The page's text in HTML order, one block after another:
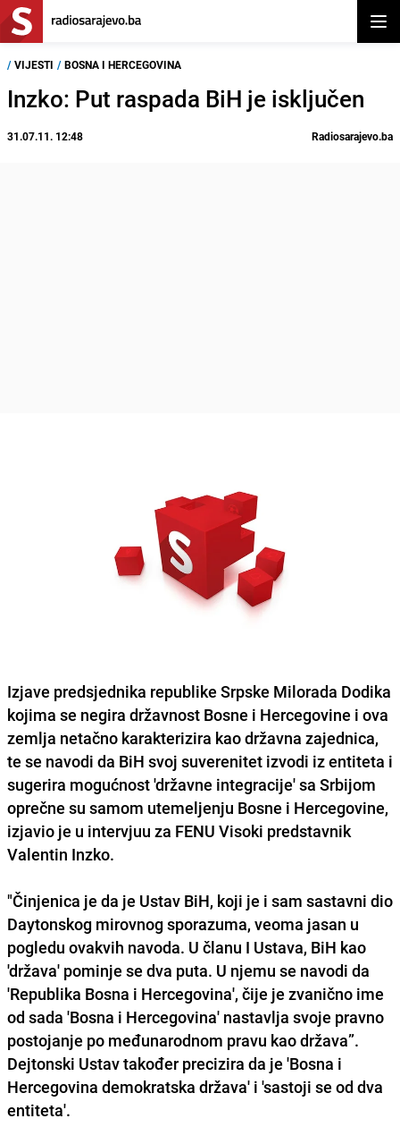
/ VIJESTI / BOSNA I HERCEGOVINA
Inzko: Put raspada BiH je isključen
31.07.11. 12:48 Radiosarajevo.ba
Izjave predsjednika republike Srpske Milorada Dodika
kojima se negira državnost Bosne i Hercegovine i ova
zemlja netačno karakterizira kao državna zajednica,
te se navodi da BiH svoj suverenitet izvodi iz entiteta i
sugerira mogućnost 'državne integracije' sa Srbijom
oprečne su samom utemeljenju Bosne i Hercegovine,
izjavio je u intervjuu za FENU Visoki predstavnik
Valentin Inzko.
"Činjenica je da je Ustav BiH, koji je i sam sastavni dio
Daytonskog mirovnog sporazuma, veoma jasan u
pogledu ovakvih navoda. U članu I Ustava, BiH kao
'država' pominje se dva puta. U njemu se navodi da
'Republika Bosna i Hercegovina', čije je zvanično ime
od sada 'Bosna i Hercegovina' nastavlja svoje pravno
postojanje po međunarodnom pravu kao država”.
Dejtonski Ustav također precizira da je 'Bosna i
Hercegovina demokratska država' i 'sastoji se od dva
entiteta'.